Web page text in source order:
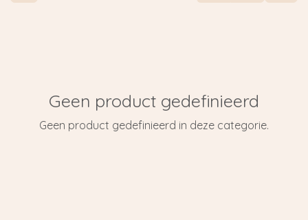
Geen product gedefinieerd
Geen product gedefinieerd in deze categorie.